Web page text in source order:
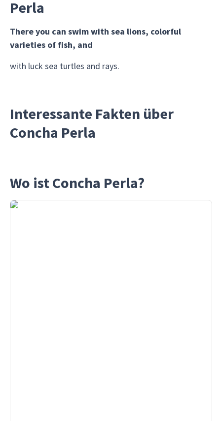
Perla
There you can swim with sea lions, colorful
varieties of fish, and
with luck sea turtles and rays.
Interessante Fakten über
Concha Perla
Wo ist Concha Perla?